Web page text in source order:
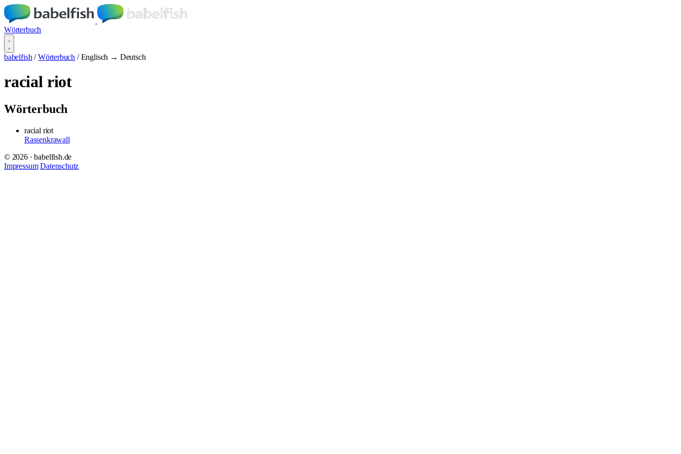
Wörterbuch
babelfish / Wörterbuch / Englisch → Deutsch
racial riot
Wörterbuch
racial riot
Rassenkrawall
© 2026 · babelfish.de
Impressum Datenschutz